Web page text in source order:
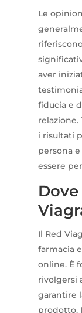
Le
aver
fiducia e
i risultati
persona
essere
Il Red
farmacia
online. È
rivolgersi
garantire
prodotto.